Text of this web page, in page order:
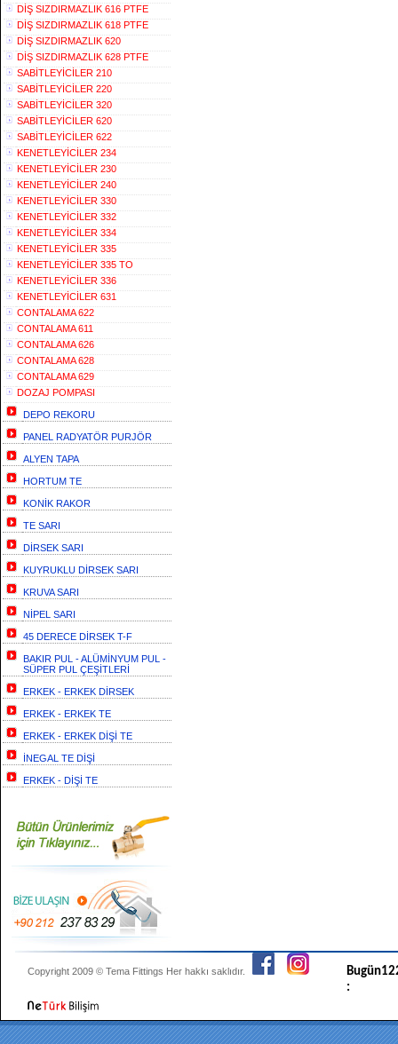
DİŞ SIZDIRMAZLIK 616 PTFE
DİŞ SIZDIRMAZLIK 618 PTFE
DİŞ SIZDIRMAZLIK 620
DİŞ SIZDIRMAZLIK 628 PTFE
SABİTLEYİCİLER 210
SABİTLEYİCİLER 220
SABİTLEYİCİLER 320
SABİTLEYİCİLER 620
SABİTLEYİCİLER 622
KENETLEYİCİLER 234
KENETLEYİCİLER 230
KENETLEYİCİLER 240
KENETLEYİCİLER 330
KENETLEYİCİLER 332
KENETLEYİCİLER 334
KENETLEYİCİLER 335
KENETLEYİCİLER 335 TO
KENETLEYİCİLER 336
KENETLEYİCİLER 631
CONTALAMA 622
CONTALAMA 611
CONTALAMA 626
CONTALAMA 628
CONTALAMA 629
DOZAJ POMPASI
DEPO REKORU
PANEL RADYATÖR PURJÖR
ALYEN TAPA
HORTUM TE
KONİK RAKOR
TE SARI
DİRSEK SARI
KUYRUKLU DİRSEK SARI
KRUVA SARI
NİPEL SARI
45 DERECE DİRSEK T-F
BAKIR PUL - ALÜMİNYUM PUL -
SÜPER PUL ÇEŞİTLERİ
ERKEK - ERKEK DİRSEK
ERKEK - ERKEK TE
ERKEK - ERKEK DİŞİ TE
İNEGAL TE DİŞİ
ERKEK - DİŞİ TE
Copyright 2009 © Tema Fittings Her hakkı saklıdır.
Bugün
: